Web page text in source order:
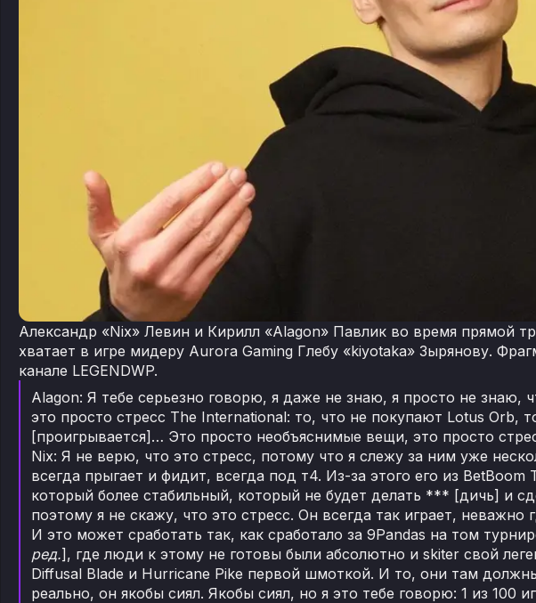
Александр «Nix» Левин и Кирилл «Alagon» Павлик во время прямой
хватает в игре мидеру Aurora Gaming Глебу «kiyotaka» Зырянову.
канале LEGENDWP.
Alagon: Я тебе серьезно говорю, я даже не знаю, я просто не знаю,
это просто стресс The International: то, что не покупают Lotus Orb,
[проигрывается]… Это просто необъяснимые вещи, это просто
Nix: Я не верю, что это стресс, потому что я слежу за ним уже
всегда прыгает и фидит, всегда под т4. Из-за этого его из BetBoom
который более стабильный, который не будет делать *** [дичь] и
поэтому я не скажу, что это стресс. Он всегда так играет, неважно
И это может сработать так, как сработало за 9Pandas на том
ред.], где люди к этому не готовы были абсолютно и skiter свой
Diffusal Blade и Hurricane Pike первой шмоткой. И то, они там
реально, он якобы сиял. Якобы сиял, но я это тебе говорю: 1 из 100